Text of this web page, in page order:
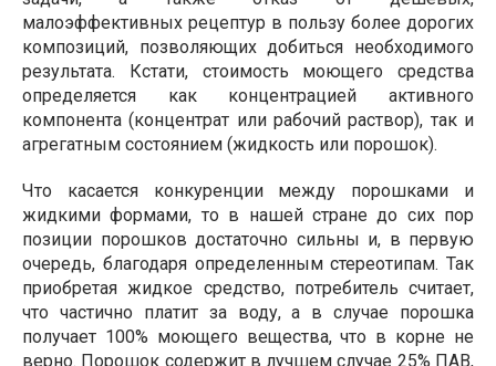
малоэффективных рецептур в пользу более дорогих
композиций, позволяющих добиться необходимого
результата. Кстати, стоимость моющего средства
определяется как концентрацией активного
компонента (концентрат или рабочий раствор), так и
агрегатным состоянием (жидкость или порошок).
Что касается конкуренции между порошками и
жидкими формами, то в нашей стране до сих пор
позиции порошков достаточно сильны и, в первую
очередь, благодаря определенным стереотипам. Так
приобретая жидкое средство, потребитель считает,
что частично платит за воду, а в случае порошка
получает 100% моющего вещества, что в корне не
верно. Порошок содержит в лучшем случае 25% ПАВ,